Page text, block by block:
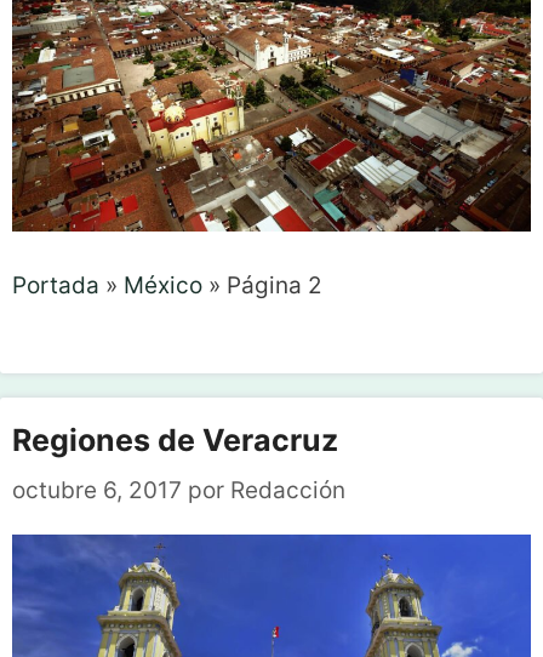
Portada » México » Página 2
Regiones de Veracruz
octubre 6, 2017 por Redacción